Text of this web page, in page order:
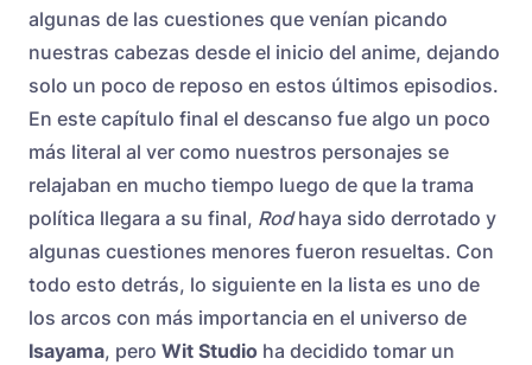
algunas de las cuestiones que venían picando
nuestras cabezas desde el inicio del anime, dejando
solo un poco de reposo en estos últimos episodios.
En este capítulo final el descanso fue algo un poco
más literal al ver como nuestros personajes se
relajaban en mucho tiempo luego de que la trama
política llegara a su final, Rodhaya sido derrotado y
algunas cuestiones menores fueron resueltas. Con
todo esto detrás, lo siguiente en la lista es uno de
los arcos con más importancia en el universo de
Isayama, pero Wit Studio ha decidido tomar un